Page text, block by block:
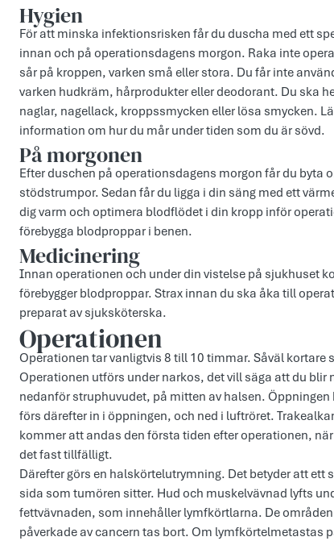
Hygien
För att minska infektionsrisken får du duscha med ett
innan och på operationsdagens morgon. Raka inte
sår på kroppen, varken små eller stora. Du får inte
varken hudkräm, hårprodukter eller deodorant. Du ska
naglar, nagellack, kroppssmycken eller lösa smycken.
information om hur du mår under tiden som du är sövd.
På morgonen
Efter duschen på operationsdagens morgon får du byta
stödstrumpor. Sedan får du ligga i din säng med ett
dig varm och optimera blodflödet i din kropp inför
förebygga blodproppar i benen.
Medicinering
Innan operationen och under din vistelse på sjukhuset
förebygger blodproppar. Strax innan du ska åka till
preparat av sjuksköterska.
Operationen
Operationen tar vanligtvis 8 till 10 timmar. Såväl
Operationen utförs under narkos, det vill säga att du blir
nedanför struphuvudet, på mitten av halsen.
förs därefter in i öppningen, och ned i luftröret.
kommer att andas den första tiden efter operationen,
det fast tillfälligt.
Därefter görs en halskörtelutrymning. Det betyder att
sida som tumören sitter. Hud och muskelvävnad lyfts
fettvävnaden, som innehåller lymfkörtlarna. De
påverkade av cancern tas bort. Om lymfkörtelmetastas